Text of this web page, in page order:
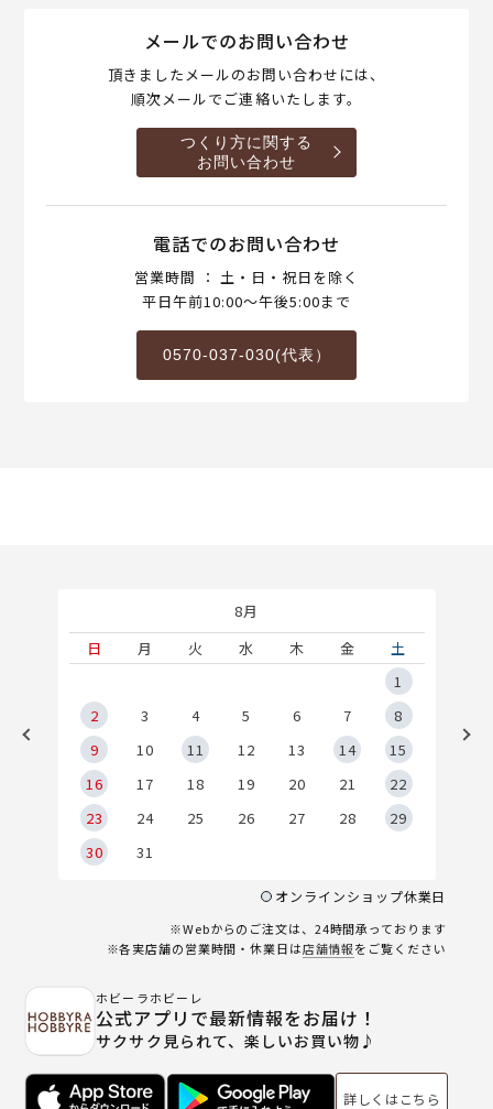
メールでのお問い合わせ
頂きましたメールのお問い合わせには、
順次メールでご連絡いたします。
つくり方に関する
お問い合わせ
電話でのお問い合わせ
営業時間 ： 土・日・祝日を除く
平日午前10:00～午後5:00まで
0570-037-030(代表）
8月
日
月 火 水 木 金
土
1
2
3 4 5 6 7
8
9
10 11 12 13 14
15
16
17 18 19 20 21
22
23
24 25 26 27 28
29
30
31
オンラインショップ休業日
※Webからのご注文は、24時間承っております
※各実店舗の営業時間・休業日は店舗情報をご覧ください
ホビーラホビーレ
公式アプリで最新情報をお届け！
サクサク見られて、楽しいお買い物♪
詳しくはこちら